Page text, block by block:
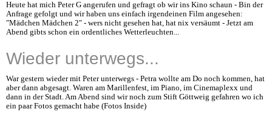
Heute hat mich Peter G angerufen und gefragt ob wir ins Kino schaun - Bin der
Anfrage gefolgt und wir haben uns einfach irgendeinen Film angesehen:
"Mädchen Mädchen 2" - wers nicht gesehen hat, hat nix versäumt - Jetzt am
Abend gibts schon ein ordentliches Wetterleuchten...
Wieder unterwegs...
War gestern wieder mit Peter unterwegs - Petra wollte am Do noch kommen, hat
aber dann abgesagt. Waren am Marillenfest, im Piano, im Cinemaplexx und
dann in der Stadt. Am Abend sind wir noch zum Stift Göttweig gefahren wo ich
ein paar Fotos gemacht habe (Fotos Inside)